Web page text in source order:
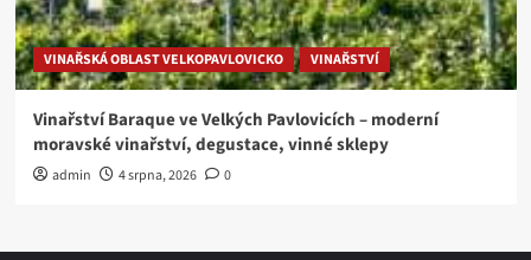
VINAŘSKÁ OBLAST VELKOPAVLOVICKO VINAŘSTVÍ
Vinařství Baraque ve Velkých Pavlovicích – moderní
moravské vinařství, degustace, vinné sklepy
admin 4 srpna, 2026 0